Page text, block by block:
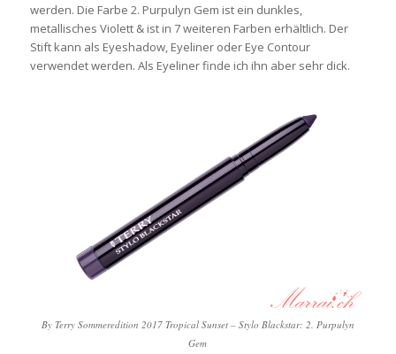
werden. Die Farbe 2. Purpulyn Gem ist ein dunkles,
metallisches Violett & ist in 7 weiteren Farben erhältlich. Der
Stift kann als Eyeshadow, Eyeliner oder Eye Contour
verwendet werden. Als Eyeliner finde ich ihn aber sehr dick.
By Terry Sommeredition 2017 Tropical Sunset – Stylo Blackstar: 2. Purpulyn
Gem